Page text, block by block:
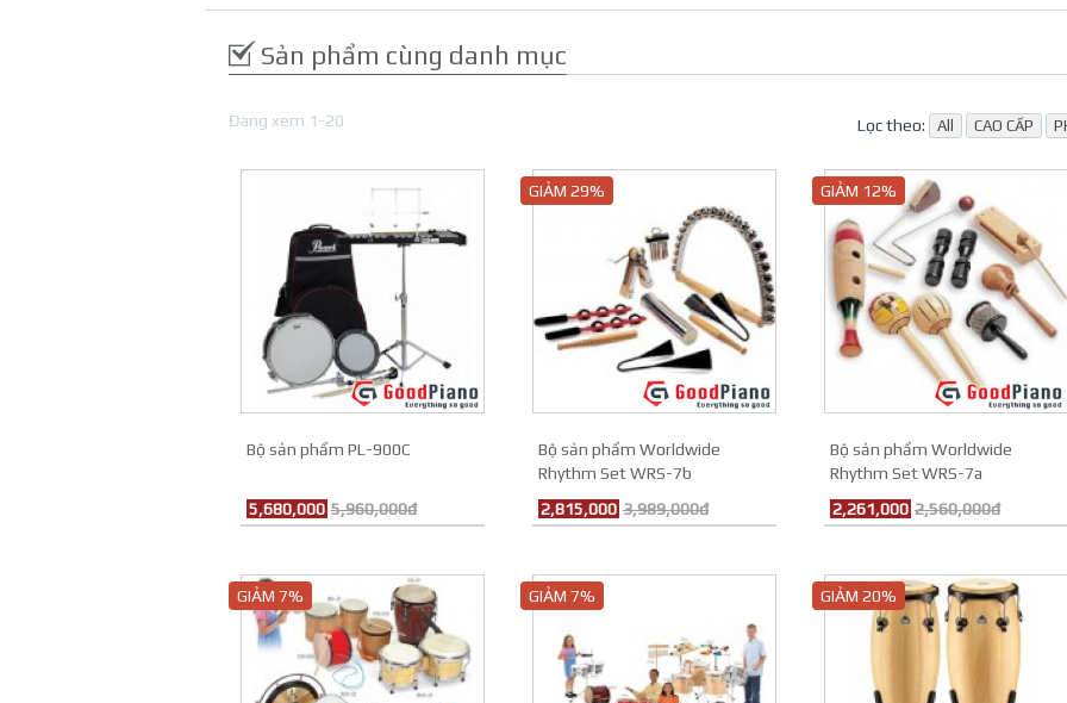
Sản phẩm cùng danh mục
Đang xem 1-20 Lọc theo: All CAO CẤP
Bộ sản phẩm PL-900C
5,680,000 5,960,000đ
GIẢM 29%
Bộ sản phẩm Worldwide
Rhythm Set WRS-7b
2,815,000 3,989,000đ
GIẢM 12%
Bộ sản phẩm Worldwide
Rhythm Set WRS-7a
2,261,000 2,560,000đ
GIẢM 7% GIẢM 7% GIẢM 20%